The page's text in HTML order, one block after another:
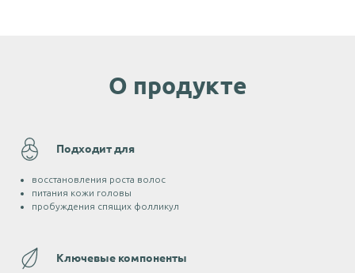
О продукте
Подходит для
восстановления роста волос
питания кожи головы
пробуждения спящих фолликул
Ключевые компоненты